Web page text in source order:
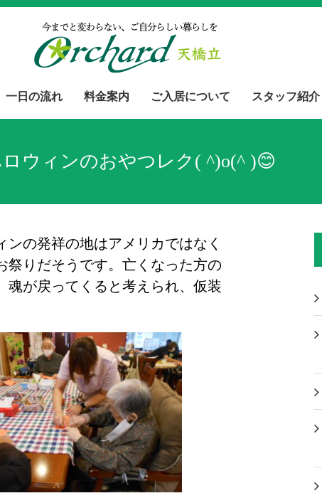
一日の流れ 料金案内 ご入居について スタッフ紹介
ウィンのおやつレク( ^)o(^ )😊
の発祥の地はアメリカではなく
祭りだそうです。亡くなった方の
魂が戻ってくると考えられ、仮装